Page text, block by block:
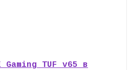
Gaming TUF v65 в